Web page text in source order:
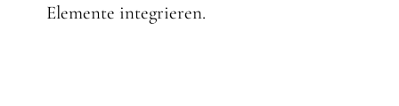
Elemente integrieren.